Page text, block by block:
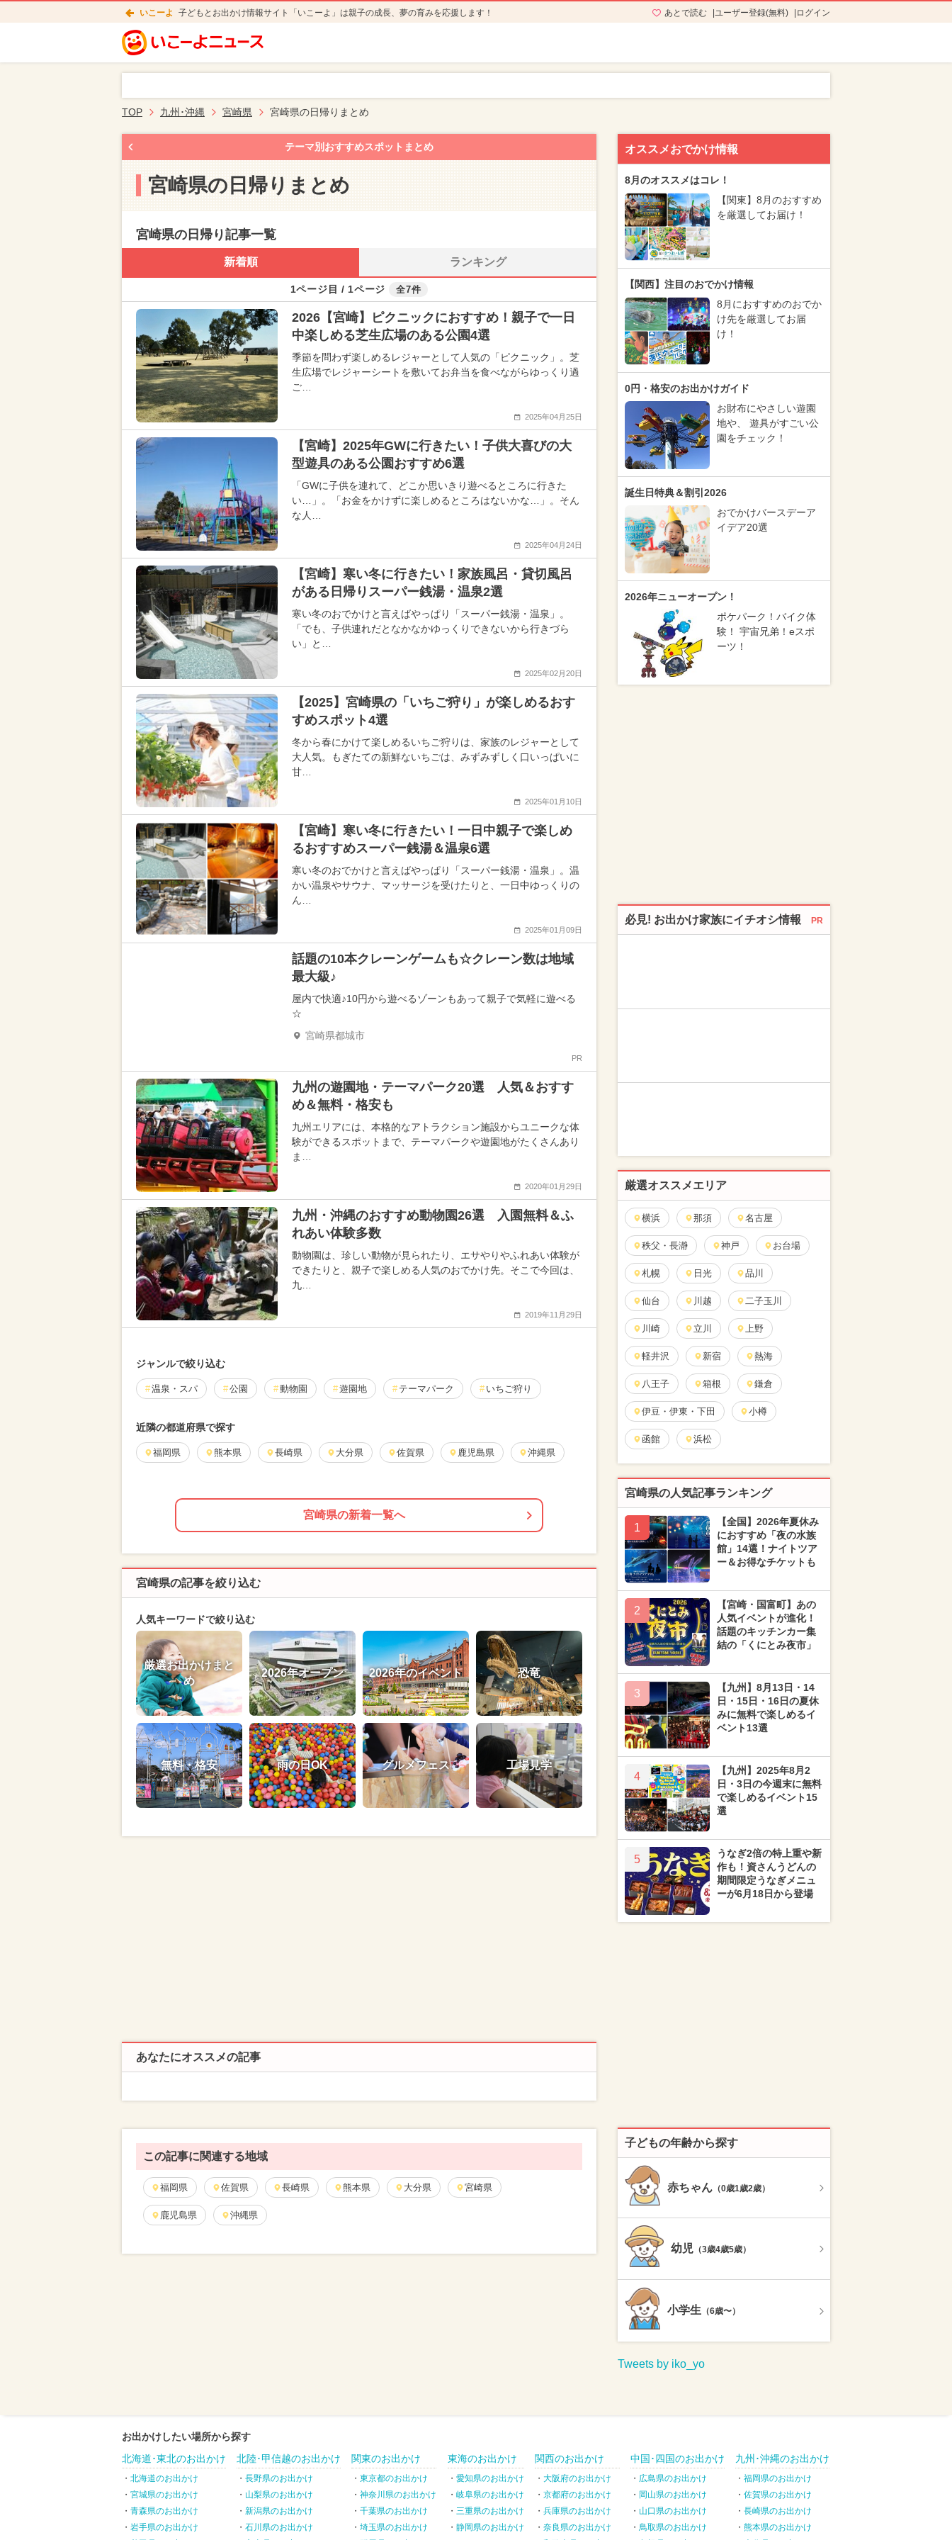
いこーよ 子どもとお出かけ情報サイト「いこーよ」は親子の成長、夢の育みを応援します！ あとで読む ユーザー登録(無料) ログイン
TOP 九州･沖縄 宮崎県 宮崎県の日帰りまとめ
テーマ別おすすめスポットまとめ
宮崎県の日帰りまとめ
宮崎県の日帰り記事一覧
新着順 ランキング
1ページ目 / 1ページ 全7件
2026【宮崎】ピクニックにおすすめ！親子で一日
中楽しめる芝生広場のある公園4選
季節を問わず楽しめるレジャーとして人気の「ピクニック」。芝
生広場でレジャーシートを敷いてお弁当を食べながらゆっくり過
ご…
2025年04月25日
【宮崎】2025年GWに行きたい！子供大喜びの大
型遊具のある公園おすすめ6選
「GWに子供を連れて、どこか思いきり遊べるところに行きた
い…」。「お金をかけずに楽しめるところはないかな…」。そん
な人…
2025年04月24日
【宮崎】寒い冬に行きたい！家族風呂・貸切風呂
がある日帰りスーパー銭湯・温泉2選
寒い冬のおでかけと言えばやっぱり「スーパー銭湯・温泉」。
「でも、子供連れだとなかなかゆっくりできないから行きづら
い」と…
2025年02月20日
【2025】宮崎県の「いちご狩り」が楽しめるおす
すめスポット4選
冬から春にかけて楽しめるいちご狩りは、家族のレジャーとして
大人気。もぎたての新鮮ないちごは、みずみずしく口いっぱいに
甘…
2025年01月10日
【宮崎】寒い冬に行きたい！一日中親子で楽しめ
るおすすめスーパー銭湯＆温泉6選
寒い冬のおでかけと言えばやっぱり「スーパー銭湯・温泉」。温
かい温泉やサウナ、マッサージを受けたりと、一日中ゆっくりの
ん…
2025年01月09日
話題の10本クレーンゲームも☆クレーン数は地域
最大級♪
屋内で快適♪10円から遊べるゾーンもあって親子で気軽に遊べる
☆
宮崎県都城市
PR
九州の遊園地・テーマパーク20選 人気＆おすす
め＆無料・格安も
九州エリアには、本格的なアトラクション施設からユニークな体
験ができるスポットまで、テーマパークや遊園地がたくさんあり
ま…
2020年01月29日
九州・沖縄のおすすめ動物園26選 入園無料＆ふ
れあい体験多数
動物園は、珍しい動物が見られたり、エサやりやふれあい体験が
できたりと、親子で楽しめる人気のおでかけ先。そこで今回は、
九…
2019年11月29日
ジャンルで絞り込む
温泉・スパ 公園 動物園 遊園地 テーマパーク いちご狩り
近隣の都道府県で探す
福岡県 熊本県 長崎県 大分県 佐賀県 鹿児島県 沖縄県
宮崎県の新着一覧へ
宮崎県の記事を絞り込む
人気キーワードで絞り込む
厳選お出かけまと
め
2026年オープン 2026年のイベント 恐竜
無料・格安 雨の日OK グルメフェス 工場見学
あなたにオススメの記事
この記事に関連する地域
福岡県 佐賀県 長崎県 熊本県 大分県 宮崎県
鹿児島県 沖縄県
オススメおでかけ情報
8月のオススメはコレ！
【関東】8月のおすすめ
を厳選してお届け！
【関西】注目のおでかけ情報
8月におすすめのおでか
け先を厳選してお届
け！
0円・格安のお出かけガイド
お財布にやさしい遊園
地や、 遊具がすごい公
園をチェック！
誕生日特典＆割引2026
おでかけバースデーア
イデア20選
2026年ニューオープン！
ポケパーク！バイク体
験！ 宇宙兄弟！eスポ
ーツ！
必見! お出かけ家族にイチオシ情報 PR
厳選オススメエリア
横浜 那須 名古屋
秩父・長瀞 神戸 お台場
札幌 日光 品川
仙台 川越 二子玉川
川崎 立川 上野
軽井沢 新宿 熱海
八王子 箱根 鎌倉
伊豆・伊東・下田 小樽
函館 浜松
宮崎県の人気記事ランキング
1
【全国】2026年夏休み
におすすめ「夜の水族
館」14選！ナイトツア
ー＆お得なチケットも
2
【宮崎・国富町】あの
人気イベントが進化！
話題のキッチンカー集
結の「くにとみ夜市」
3
【九州】8月13日・14
日・15日・16日の夏休
みに無料で楽しめるイ
ベント13選
4
【九州】2025年8月2
日・3日の今週末に無料
で楽しめるイベント15
選
5
うなぎ2倍の特上重や新
作も！資さんうどんの
期間限定うなぎメニュ
ーが6月18日から登場
子どもの年齢から探す
赤ちゃん （0歳1歳2歳）
幼児 （3歳4歳5歳）
小学生 （6歳〜）
Tweets by iko_yo
お出かけしたい場所から探す
北海道･東北のお出かけ
北海道のお出かけ
宮城県のお出かけ
青森県のお出かけ
岩手県のお出かけ
北陸･甲信越のお出かけ
長野県のお出かけ
山梨県のお出かけ
新潟県のお出かけ
石川県のお出かけ
関東のお出かけ
東京都のお出かけ
神奈川県のお出かけ
千葉県のお出かけ
埼玉県のお出かけ
東海のお出かけ
愛知県のお出かけ
岐阜県のお出かけ
三重県のお出かけ
静岡県のお出かけ
関西のお出かけ
大阪府のお出かけ
京都府のお出かけ
兵庫県のお出かけ
奈良県のお出かけ
中国･四国のお出かけ
広島県のお出かけ
岡山県のお出かけ
山口県のお出かけ
鳥取県のお出かけ
九州･沖縄のお出かけ
福岡県のお出かけ
佐賀県のお出かけ
長崎県のお出かけ
熊本県のお出かけ